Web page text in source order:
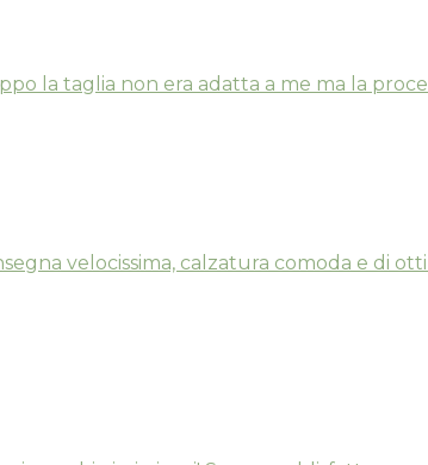
la taglia non era adatta a me ma la
velocissima, calzatura comoda e di